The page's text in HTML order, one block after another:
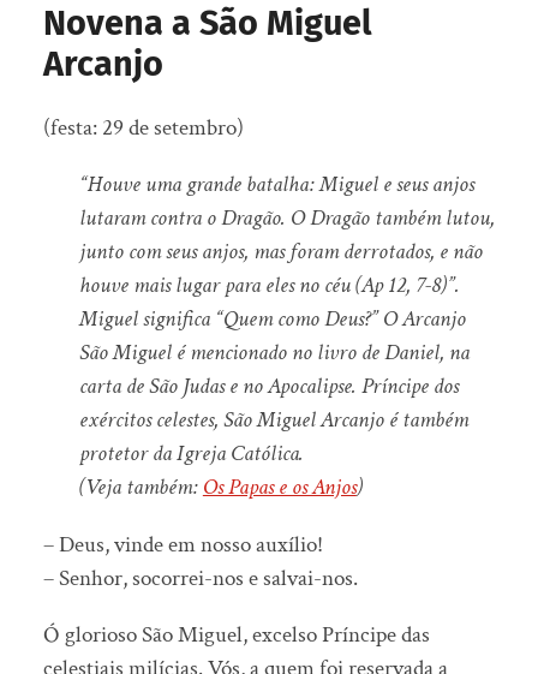
Novena a São Miguel
Arcanjo
(festa: 29 de setembro)
“Houve uma grande batalha: Miguel e seus anjos
lutaram contra o Dragão. O Dragão também lutou,
junto com seus anjos, mas foram derrotados, e não
houve mais lugar para eles no céu (Ap 12, 7-8)”.
Miguel significa “Quem como Deus?” O Arcanjo
São Miguel é mencionado no livro de Daniel, na
carta de São Judas e no Apocalipse. Príncipe dos
exércitos celestes, São Miguel Arcanjo é também
protetor da Igreja Católica.
(Veja também:Os Papas e os Anjos)
– Deus, vinde em nosso auxílio!
– Senhor, socorrei-nos e salvai-nos.
Ó glorioso São Miguel, excelso Príncipe das